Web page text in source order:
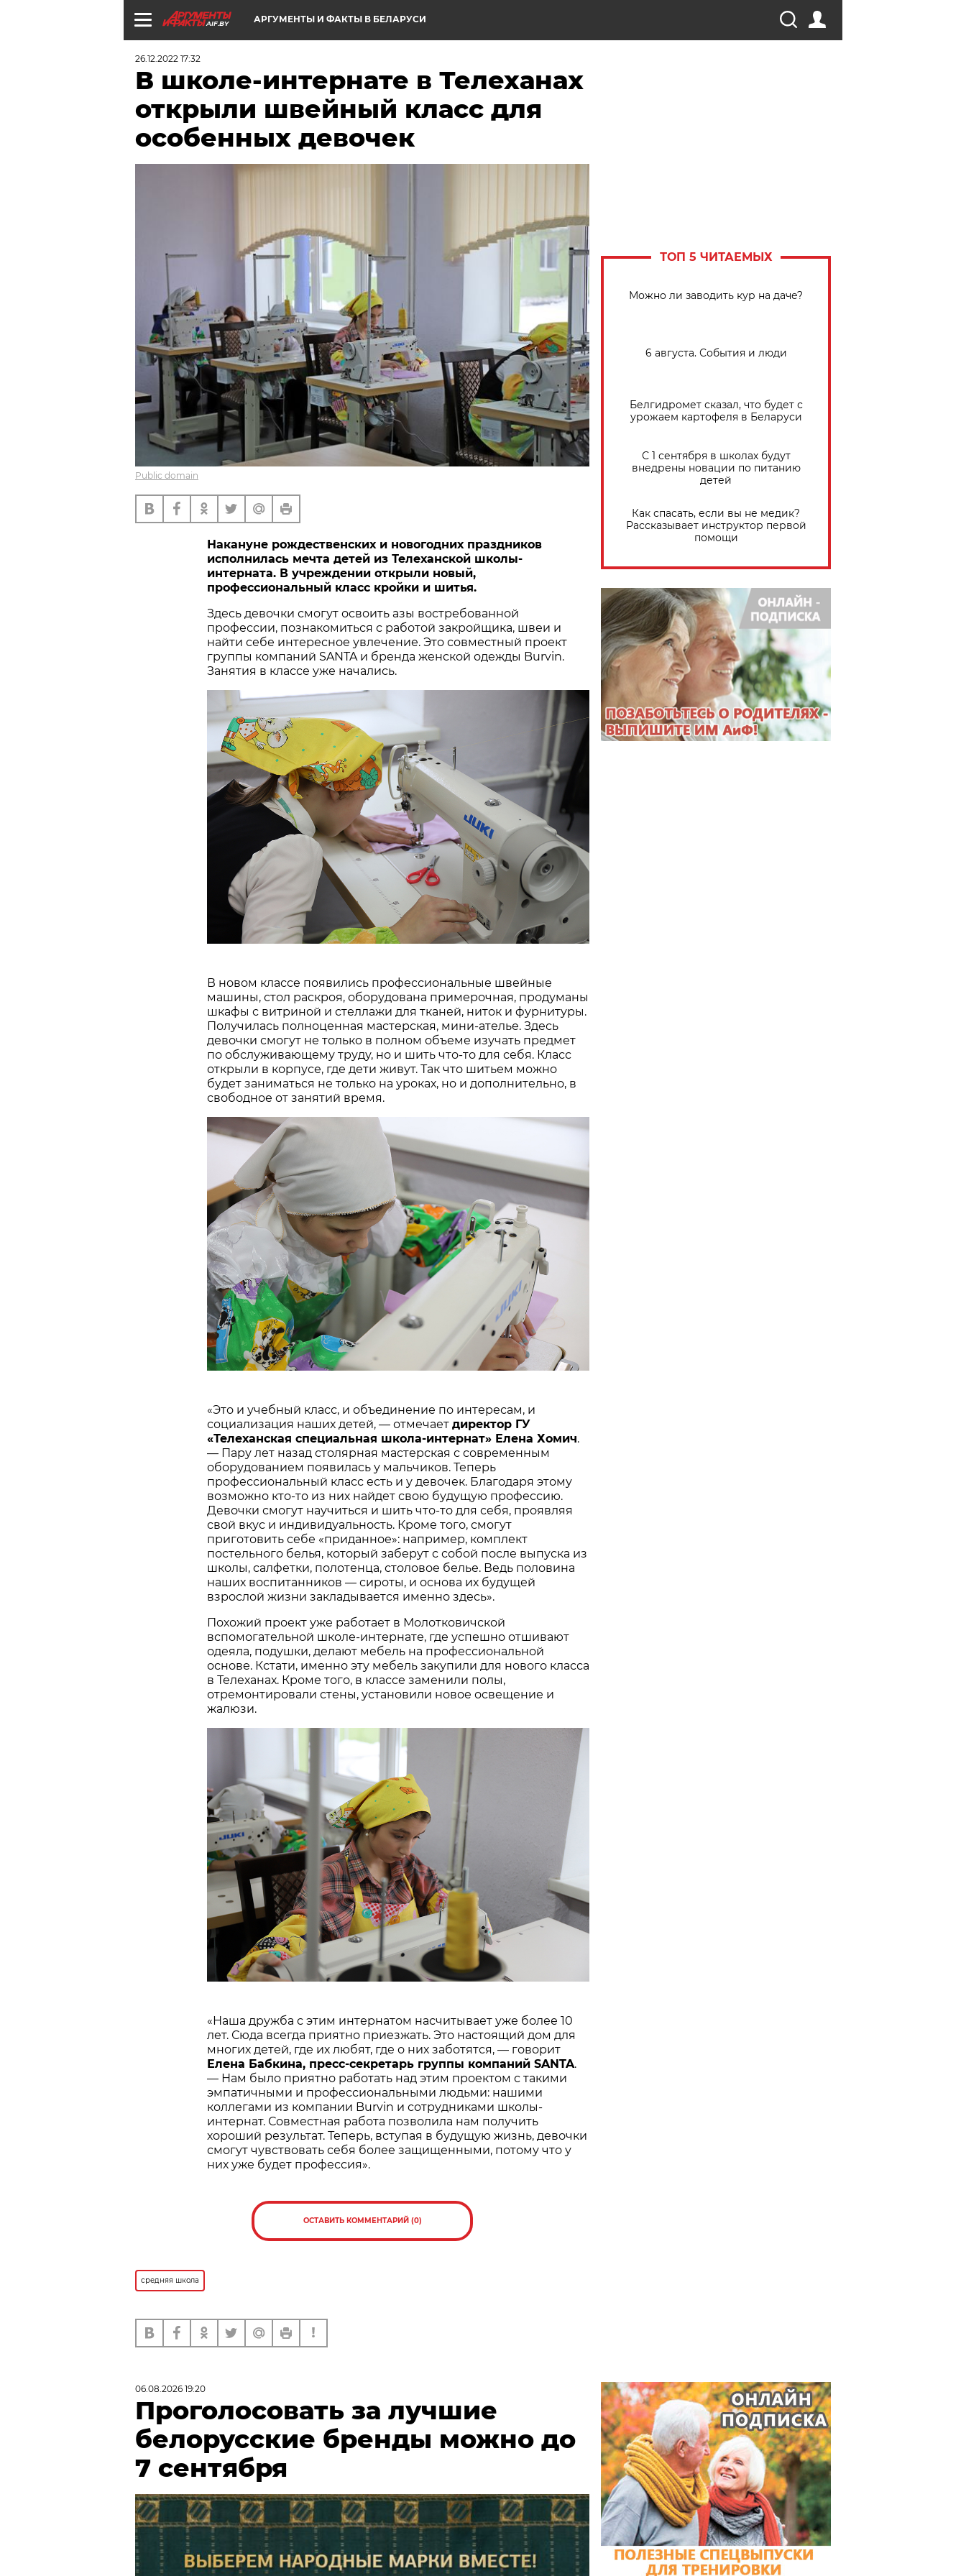
AIF.BY АРГУМЕНТЫ И ФАКТЫ В БЕЛАРУСИ
26.12.2022 17:32
В школе-интернате в Телеханах
открыли швейный класс для
особенных девочек
Public domain
Накануне рождественских и новогодних праздников
исполнилась мечта детей из Телеханской школы-
интерната. В учреждении открыли новый,
профессиональный класс кройки и шитья.
Здесь девочки смогут освоить азы востребованной
профессии, познакомиться с работой закройщика, швеи и
найти себе интересное увлечение. Это совместный проект
группы компаний SANTA и бренда женской одежды Burvin.
Занятия в классе уже начались.
В новом классе появились профессиональные швейные
машины, стол раскроя, оборудована примерочная, продуманы
шкафы с витриной и стеллажи для тканей, ниток и фурнитуры.
Получилась полноценная мастерская, мини-ателье. Здесь
девочки смогут не только в полном объеме изучать предмет
по обслуживающему труду, но и шить что-то для себя. Класс
открыли в корпусе, где дети живут. Так что шитьем можно
будет заниматься не только на уроках, но и дополнительно, в
свободное от занятий время.
«Это и учебный класс, и объединение по интересам, и
социализация наших детей, — отмечает директор ГУ
«Телеханская специальная школа-интернат» Елена Хомич.
— Пару лет назад столярная мастерская с современным
оборудованием появилась у мальчиков. Теперь
профессиональный класс есть и у девочек. Благодаря этому
возможно кто-то из них найдет свою будущую профессию.
Девочки смогут научиться и шить что-то для себя, проявляя
свой вкус и индивидуальность. Кроме того, смогут
приготовить себе «приданное»: например, комплект
постельного белья, который заберут с собой после выпуска из
школы, салфетки, полотенца, столовое белье. Ведь половина
наших воспитанников — сироты, и основа их будущей
взрослой жизни закладывается именно здесь».
Похожий проект уже работает в Молотковичской
вспомогательной школе-интернате, где успешно отшивают
одеяла, подушки, делают мебель на профессиональной
основе. Кстати, именно эту мебель закупили для нового класса
в Телеханах. Кроме того, в классе заменили полы,
отремонтировали стены, установили новое освещение и
жалюзи.
«Наша дружба с этим интернатом насчитывает уже более 10
лет. Сюда всегда приятно приезжать. Это настоящий дом для
многих детей, где их любят, где о них заботятся, — говорит
Елена Бабкина, пресс-секретарь группы компаний SANTA.
— Нам было приятно работать над этим проектом с такими
эмпатичными и профессиональными людьми: нашими
коллегами из компании Burvin и сотрудниками школы-
интернат. Совместная работа позволила нам получить
хороший результат. Теперь, вступая в будущую жизнь, девочки
смогут чувствовать себя более защищенными, потому что у
них уже будет профессия».
ОСТАВИТЬ КОММЕНТАРИЙ (0)
средняя школа
ТОП 5 ЧИТАЕМЫХ
Можно ли заводить кур на даче?
6 августа. События и люди
Белгидромет сказал, что будет с
урожаем картофеля в Беларуси
С 1 сентября в школах будут
внедрены новации по питанию
детей
Как спасать, если вы не медик?
Рассказывает инструктор первой
помощи
06.08.2026 19:20
Проголосовать за лучшие
белорусские бренды можно до
7 сентября